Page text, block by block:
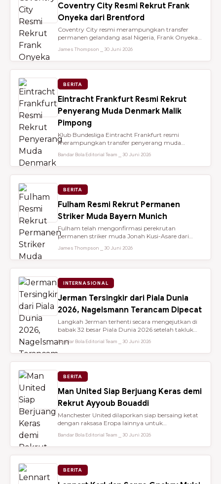
Coventry City Resmi Rekrut Frank
Onyeka dari Brentford
Coventry City resmi merampungkan transfer
permanen gelandang asal Nigeria, Frank Onyeka,
James Thompson ⎯ 30 Juni 2026
BERITA
Eintracht Frankfurt Resmi Rekrut
Penyerang Muda Denmark Malik
Pimpong
Klub Bundesliga Eintracht Frankfurt resmi
merampungkan transfer penyerang muda
Bandar Bola Editorial Team ⎯ 30 Juni 2026
BERITA
Fulham Resmi Rekrut Permanen
Striker Muda Bayern Munich
Fulham telah mengonfirmasi perekrutan
permanen striker muda Jonah Kusi-Asare dari
James Thompson ⎯ 30 Juni 2026
INTERNASIONAL
Jerman Tersingkir dari Piala Dunia
2026, Nagelsmann Terancam Dipecat
Langkah Jerman terhenti secara mengejutkan di
babak 32 besar Piala Dunia 2026 setelah takluk
Bandar Bola Editorial Team ⎯ 30 Juni 2026
BERITA
Man United Siap Berjuang Keras demi
Rekrut Ayyoub Bouaddi
Manchester United dilaporkan siap bersaing ketat
dengan raksasa Eropa lainnya untuk
Bandar Bola Editorial Team ⎯ 30 Juni 2026
BERITA